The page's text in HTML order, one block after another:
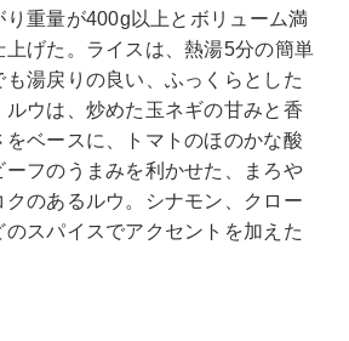
り重量が400g以上とボリューム満
上げた。ライスは、熱湯5分の簡単
も湯戻りの良い、ふっくらとした
ルウは、炒めた玉ネギの甘みと香
をベースに、トマトのほのかな酸
ーフのうまみを利かせた、まろや
クのあるルウ。シナモン、クロー
のスパイスでアクセントを加えた